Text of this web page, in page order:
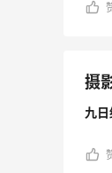
摄
九日